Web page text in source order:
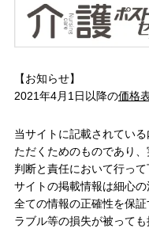
【お知らせ】
2021年4月1日以降の価格
当サイトに記載されてい
ただくためのものであり
判断と責任において行っ
サイトの掲載情報は細心
全ての情報の正確性を保
ラブル等の損失が被って